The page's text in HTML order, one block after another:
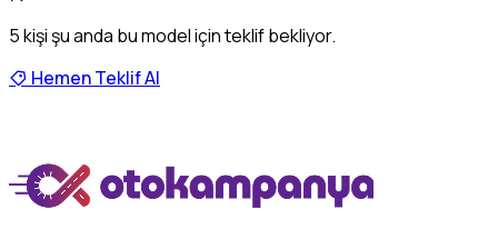
5kişi şu anda bu model için teklif bekliyor.
Hemen Teklif Al